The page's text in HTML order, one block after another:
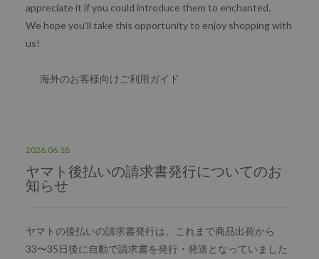
appreciate it if you could introduce them to enchanted.
We hope you'll take this opportunity to enjoy shopping with
us!
海外のお客様向けご利用ガイド
2026.06.18
ヤマト後払いの請求書発行についてのお
知らせ
ヤマトの後払いの請求書発行は、これまで商品出荷から
33〜35日後に自動で請求書を発行・発送となっていました